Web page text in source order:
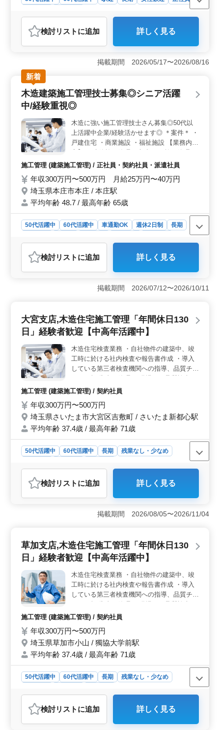
ご応募お待ちしております
おすすめポイント
＜50歳以上の建築施工管理経験者におすすめ＞ 建築施
工管理の経験をお持ちの方々には、多彩な建築プロジェ
ーム、保育園などの施設建設に関わり、長年の経験を活
かしながら、現場の監督や管理を担当できます。 ＜2
級建築施工管理技士以上の方に優遇＞ 2級建築施工管理
技士以上の資格をお持ちの方は、優遇されるポジション
です。建築プロジェクトの管理に必要な技術や知識を持
っており、経験豊富な方々が求められています。また、
CAD操作経験があれば尚可となります。自身のスキルを
活かしながら、プロジェクトの成功に貢献できるでしょ
う。 ＜働きやすい環境＞ 駅チカの立地であるた
め、通勤が便利です。交通費は全額支給されるため、経
が用意されており、快適な生活を送りながら働くことが
できます。週5〜6日の就業日数で、しっかりと休日を取
れる環境も整っています。
検討リスト に追加 詳しく見る
掲載期間 2026/05/17〜2026/08/16
新着
木造建築施工管理技士募集◎シニア活躍
中/経験重視◎
木造に強い施工管理技士さん募集◎50代以
上活躍中企業/経験活かせます◎ ＊案件＊ ・
戸建住宅 ・商業施設 ・福祉施設 【業務内
積算、書類作成、施工図修正程度 ・発注者
等 ＊備考＊ ・車通勤可 ・週休2日制 シニア
活躍中の企業です 経験に自信のある建築施
工管理技士さんのご応募お待ちしておりま
施工管理 (建築施工管理) / 正社員・契約社員・派遣社員
年収300万円〜500万円 月給25万円〜40万円
埼玉県本庄市本庄 / 本庄駅
平均年齢 48.7 / 最高年齢 65歳
50代活躍中 60代活躍中 車通勤OK 週休2日制
長期
おすすめポイント
＜経験を活かせる環境＞ この求人は、木造建築施工管
理技士としての豊富な経験を持つシニア層の方々が活躍
できる環境です。戸建住宅、商業施設、福祉施設といっ
た多様なプロジェクトに携わることで、これまで培って
当も全額支給されるため、交通の心配がありません。ま
た、週休2日制で、水曜と日曜の他、祝日や年末年始など
の休暇も確保されています。月平均20時間程度の残業が
見込まれますが、働きやすい環境です。 ＜安定した
雇用形態と福利厚生＞ 正社員、契約社員、派遣社員の
いずれかの雇用形態での募集があり、個々のライフスタ
イルに合わせて選択可能です。雇用・労災・健康・厚生
の各種保険が完備されており、長期的に安定して働ける
環境です。
検討リスト に追加 詳しく見る
掲載期間 2026/07/12〜2026/10/11
大宮支店,木造住宅施工管理「年間休日130
日」経験者歓迎【中高年活躍中】
木造住宅検査業務 ・自社物件の建築中、竣
工時に於ける社内検査や報告書作成 ・導入
している第三者検査機関への指導、品質チェ
メインです。 50代以上、60代前半の人材も
場所：埼玉県さいたま市大宮区
施工管理 (建築施工管理) / 契約社員
年収300万円〜500万円
埼玉県さいたま市大宮区吉敷町 / さいたま新都心駅
平均年齢 37.4歳 / 最高年齢 71歳
50代活躍中 60代活躍中 長期
残業なし・少なめ
おすすめポイント
＜木造住宅検査業務の施工管理＞ 大宮支店での木造住
宅検査業務の施工管理の求人です。自社物件の建築中や
竣工時に施工品質の検査や報告書作成を行います。第三
者検査機関への指導や品質チェックも行い、品質管理を
安定した職場環境で長期的に働けます。 ＜充実の休
日と待遇＞ 年間休日130日で残業も少なめです。建築士
や建築施工管理技士の経験がある方を求めており、給与
や福利厚生も充実しています。
検討リスト に追加 詳しく見る
掲載期間 2026/08/05〜2026/11/04
草加支店,木造住宅施工管理「年間休日130
日」経験者歓迎【中高年活躍中】
木造住宅検査業務 ・自社物件の建築中、竣
工時に於ける社内検査や報告書作成 ・導入
している第三者検査機関への指導、品質チェ
メインです。 50代以上、60代前半の人材も
場所：埼玉県草加市
施工管理 (建築施工管理) / 契約社員
年収300万円〜500万円
埼玉県草加市小山 / 獨協大学前駅
平均年齢 37.4歳 / 最高年齢 71歳
50代活躍中 60代活躍中 長期
残業なし・少なめ
おすすめポイント
＜木造住宅検査業務の施工管理＞ 草加支店での木造住
宅検査業務の施工管理を担当します。自社物件の建築中
検討リスト に追加 詳しく見る